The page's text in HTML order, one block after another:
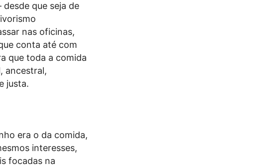
que seja de
nas oficinas,
conta até com
que toda a comida
ancestral,
justa.
era o da comida,
interesses,
focadas na